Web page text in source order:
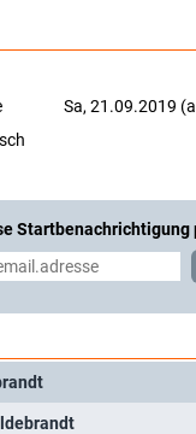
Sa, 21.09.2019
Startbenachrichtigung